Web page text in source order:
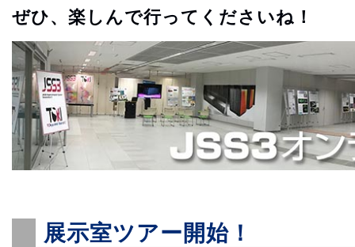
ぜひ、楽しんで行ってくださいね！
展示室ツアー開始！